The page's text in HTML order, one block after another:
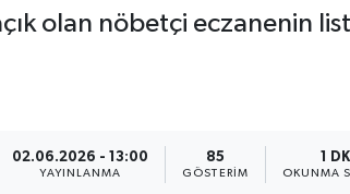
olan nöbetçi eczanenin
02.06.2026 - 13:00
YAYINLANMA
85
GÖSTERIM
1 DK
OKUNMA